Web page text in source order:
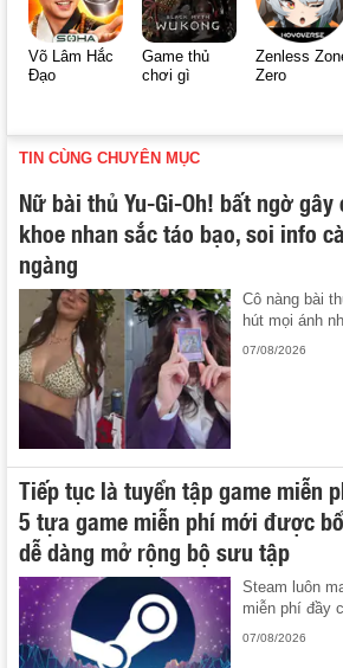
Võ Lâm Hắc
Đạo
Game thủ
chơi gì
Zenless
Zero
TIN CÙNG CHUYÊN MỤC
Nữ bài thủ Yu-Gi-Oh! bất ngờ
khoe nhan sắc táo bạo, soi info
ngàng
Cô nàng bài
hút mọi ánh
07/08/2026
Tiếp tục là tuyển tập game miễn
5 tựa game miễn phí mới được
dễ dàng mở rộng bộ sưu tập
Steam luôn
miễn phí đầy
07/08/2026